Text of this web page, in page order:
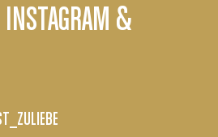
INSTAGRAM &